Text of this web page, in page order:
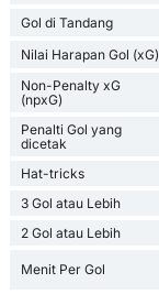
Gol di Tandang
Nilai Harapan Gol (xG)
Non-Penalty xG
(npxG)
Penalti Gol yang
dicetak
Hat-tricks
3 Gol atau Lebih
2 Gol atau Lebih
Menit Per Gol